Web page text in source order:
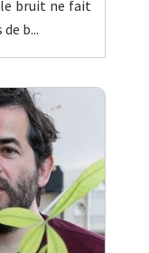
le bruit ne fait
b...